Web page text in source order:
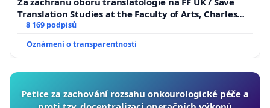
Translation Studies at the Faculty of Arts, Charles
University
8 169 podpisů
Oznámení o transparentnosti
Petice za zachování rozsahu onkourologické péče a